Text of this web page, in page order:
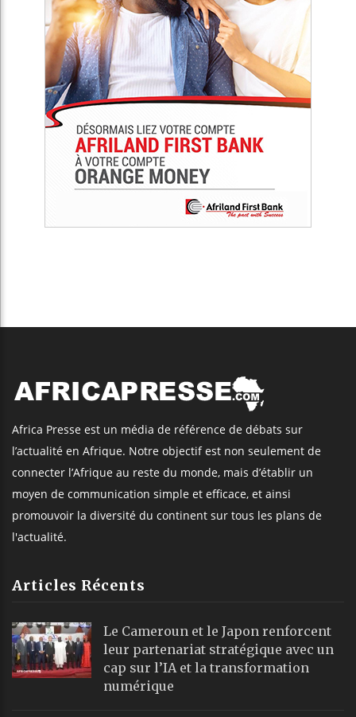
Africa Presse est un média de référence de débats sur
l’actualité en Afrique. Notre objectif est non seulement de
connecter l’Afrique au reste du monde, mais d’établir un
moyen de communication simple et efficace, et ainsi
promouvoir la diversité du continent sur tous les plans de
Bassirou Diomaye Faye obtient 340
milliards FCFA de la Banque
mondiale pour la souveraineté
agricole et l’énergie
Retrouvez AfricaPresse Sur :
Webmail|Publicité| Mentions Legales |À propos|Équipe
|Podcast|ChatGPT|Contact